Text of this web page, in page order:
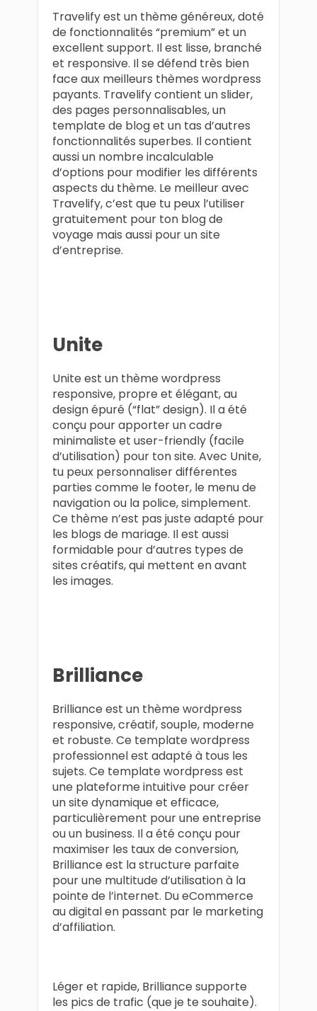
Travelify est un thème généreux, doté
de fonctionnalités “premium” et un
excellent support. Il est lisse, branché
et responsive. Il se défend très bien
face aux meilleurs thèmes wordpress
payants. Travelify contient un slider,
des pages personnalisables, un
template de blog et un tas d’autres
fonctionnalités superbes. Il contient
aussi un nombre incalculable
d’options pour modifier les différents
aspects du thème. Le meilleur avec
Travelify, c’est que tu peux l’utiliser
gratuitement pour ton blog de
voyage mais aussi pour un site
d’entreprise.
Unite
Unite est un thème wordpress
responsive, propre et élégant, au
design épuré (“flat” design). Il a été
conçu pour apporter un cadre
minimaliste et user-friendly (facile
d’utilisation) pour ton site. Avec Unite,
tu peux personnaliser différentes
parties comme le footer, le menu de
navigation ou la police, simplement.
Ce thème n’est pas juste adapté pour
les blogs de mariage. Il est aussi
formidable pour d’autres types de
sites créatifs, qui mettent en avant
les images.
Brilliance
Brilliance est un thème wordpress
responsive, créatif, souple, moderne
et robuste. Ce template wordpress
professionnel est adapté à tous les
sujets. Ce template wordpress est
une plateforme intuitive pour créer
un site dynamique et efficace,
particulièrement pour une entreprise
ou un business. Il a été conçu pour
maximiser les taux de conversion,
Brilliance est la structure parfaite
pour une multitude d’utilisation à la
pointe de l’internet. Du eCommerce
au digital en passant par le marketing
d’affiliation.
Léger et rapide, Brilliance supporte
les pics de trafic (que je te souhaite).